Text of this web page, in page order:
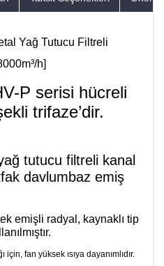
Yağ Tutucu Filtreli
h]
P serisi hücreli
trifaze’dir.
tutucu filtreli kanal
davlumbaz emiş
emişli radyal, kaynaklı tip
için, fan yüksek ısıya dayanımlıdır.